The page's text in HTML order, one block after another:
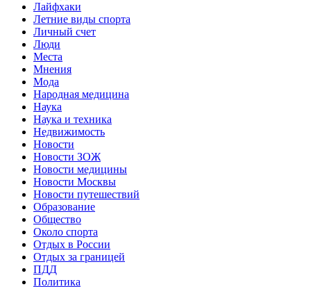
Лайфхаки
Летние виды спорта
Личный счет
Люди
Места
Мнения
Мода
Народная медицина
Наука
Наука и техника
Недвижимость
Новости
Новости ЗОЖ
Новости медицины
Новости Москвы
Новости путешествий
Образование
Общество
Около спорта
Отдых в России
Отдых за границей
ПДД
Политика